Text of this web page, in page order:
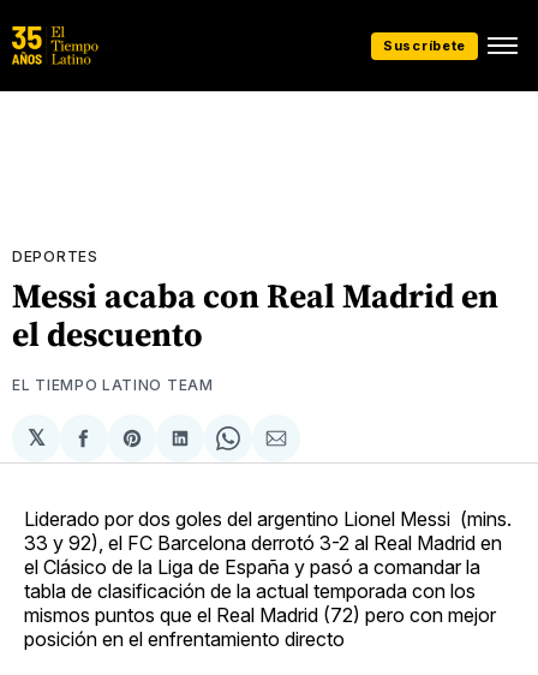
Suscríbete
DEPORTES
Messi acaba con Real Madrid en
el descuento
EL TIEMPO LATINO TEAM
𝕏
Compartir
en
Share
on
Compartir
en
Share
on
Compartir
via
Liderado por dos goles del argentino Lionel Messi (mins.
33 y 92), el FC Barcelona derrotó 3-2 al Real Madrid en
el Clásico de la Liga de España y pasó a comandar la
tabla de clasificación de la actual temporada con los
mismos puntos que el Real Madrid (72) pero con mejor
posición en el enfrentamiento directo